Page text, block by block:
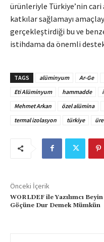
ürünleriyle Türkiye’nin cari
katkılar sağlamayı
gerçekleştirdiği bu ve
istihdama da önemli
TAGS alüminyum Ar-Ge
Eti Alüminyum
hammadde
Mehmet Arkan
özel alümina
termal izolasyon
türkiye
Önceki İçerik
WORLDEF ile Yazılımcı Beyin
Göçüne Dur Demek Mümkün